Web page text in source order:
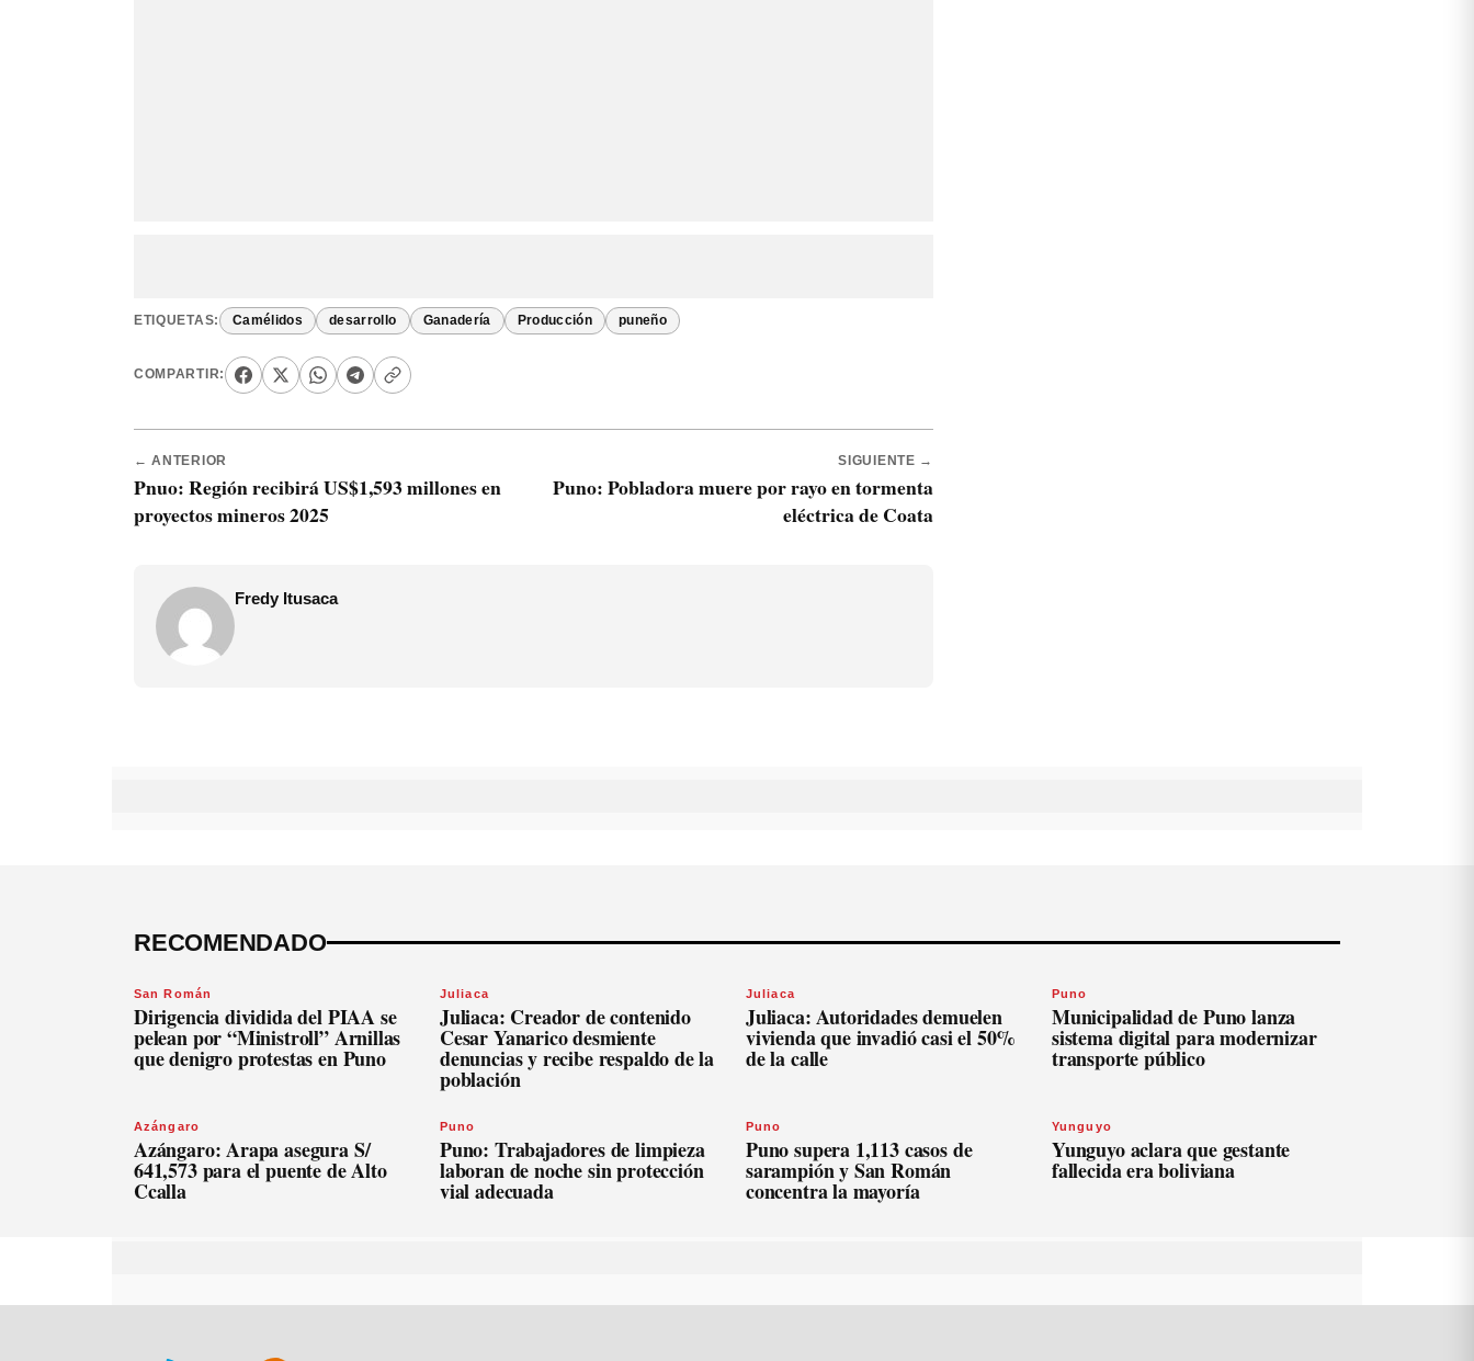
ETIQUETAS: Camélidos desarrollo Ganadería Producción puneño
COMPARTIR:
← ANTERIOR
Pnuo: Región recibirá US$1,593 millones en
proyectos mineros 2025
SIGUIENTE →
Puno: Pobladora muere por rayo en tormenta
eléctrica de Coata
Fredy Itusaca
RECOMENDADO
San Román
Dirigencia dividida del PIAA se
pelean por “Ministroll” Arnillas
que denigro protestas en Puno
Juliaca
Juliaca: Creador de contenido
Cesar Yanarico desmiente
denuncias y recibe respaldo de la
población
Juliaca
Juliaca: Autoridades demuelen
vivienda que invadió casi el 50%
de la calle
Puno
Municipalidad de Puno lanza
sistema digital para modernizar
transporte público
Azángaro
Azángaro: Arapa asegura S/
641,573 para el puente de Alto
Ccalla
Puno
Puno: Trabajadores de limpieza
laboran de noche sin protección
vial adecuada
Puno
Puno supera 1,113 casos de
sarampión y San Román
concentra la mayoría
Yunguyo
Yunguyo aclara que gestante
fallecida era boliviana